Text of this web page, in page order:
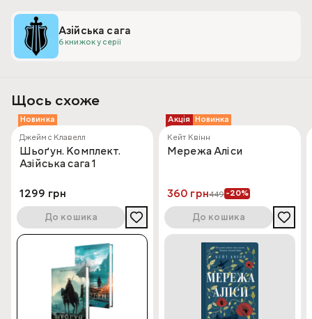
Азійська сага
6 книжок у серії
Щось схоже
Новинка
Джеймс Клавелл
Шьоґун. Комплект.
Азійська сага 1
1299 грн
До кошика
Акція Новинка
Кейт Квінн
Мережа Аліси
360 грн449-20%
До кошика